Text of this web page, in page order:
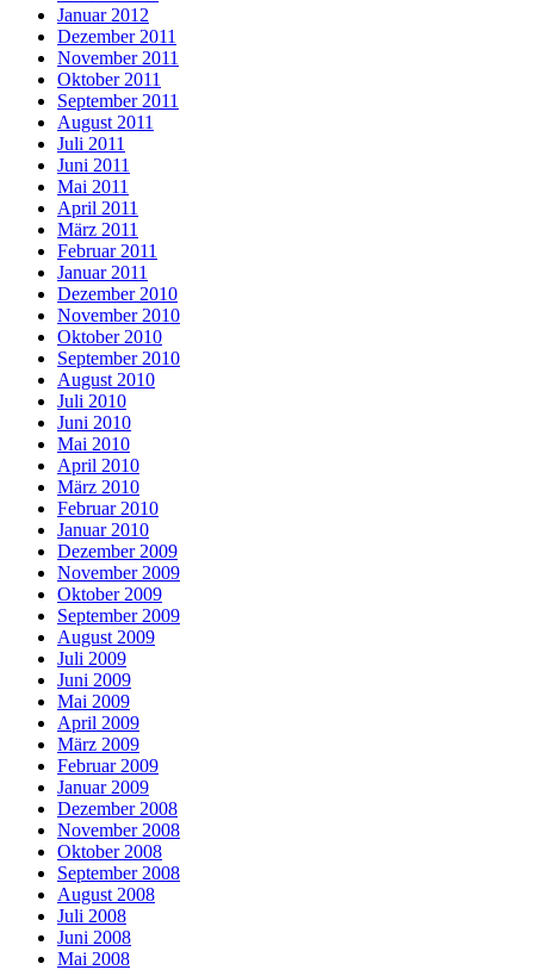
Januar 2012
Dezember 2011
November 2011
Oktober 2011
September 2011
August 2011
Juli 2011
Juni 2011
Mai 2011
April 2011
März 2011
Februar 2011
Januar 2011
Dezember 2010
November 2010
Oktober 2010
September 2010
August 2010
Juli 2010
Juni 2010
Mai 2010
April 2010
März 2010
Februar 2010
Januar 2010
Dezember 2009
November 2009
Oktober 2009
September 2009
August 2009
Juli 2009
Juni 2009
Mai 2009
April 2009
März 2009
Februar 2009
Januar 2009
Dezember 2008
November 2008
Oktober 2008
September 2008
August 2008
Juli 2008
Juni 2008
Mai 2008